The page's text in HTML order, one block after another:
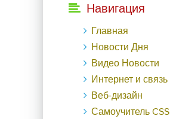
Навигация
Главная
Новости Дня
Видео Новости
Интернет и связь
Веб-дизайн
Самоучитель CSS